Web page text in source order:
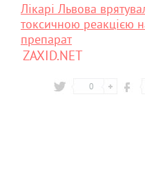
Лікарі Львова
токсичною реакцією
препарат
ZAXID.NET
0